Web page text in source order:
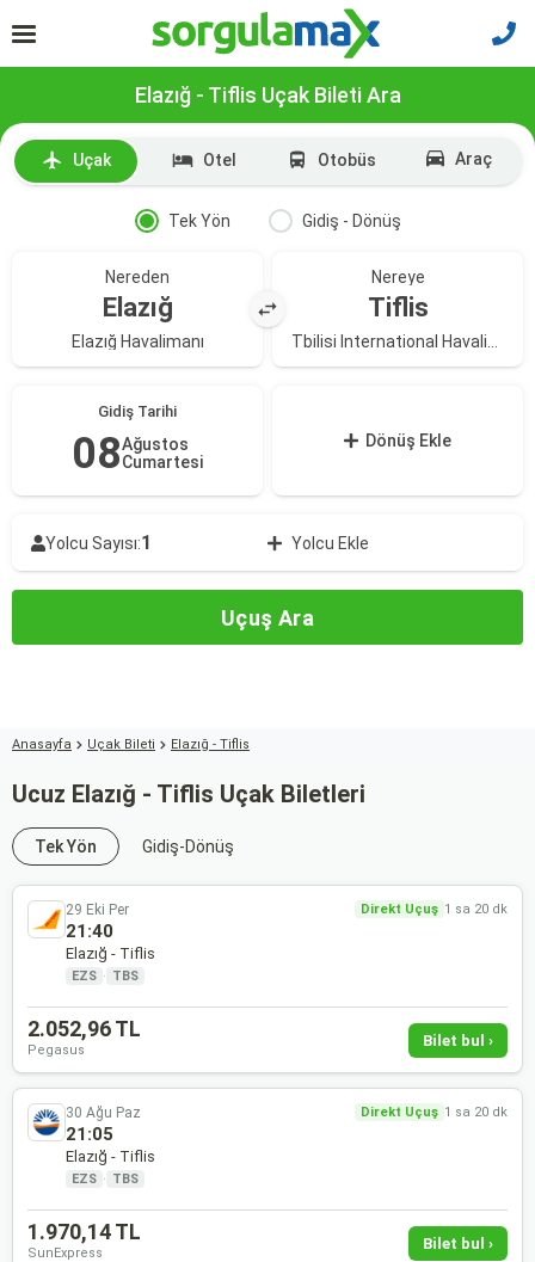
Elazığ - Tiflis Uçak Bileti Ara
Uçak Otel Otobüs Araç
Tek Yön Gidiş - Dönüş
Nereden
Elazığ
Elazığ Havalimanı
Nereye
Tiflis
Gidiş Tarihi
08Ağustos
Cumartesi
Dönüş Ekle
Yolcu Sayısı:1 Yolcu Ekle
Uçuş Ara
Anasayfa Uçak Bileti Elazığ - Tiflis
Ucuz Elazığ - Tiflis Uçak Biletleri
Tek Yön Gidiş-Dönüş
29 Eki Per Direkt Uçuş 1 sa 20 dk
21:40
Elazığ - Tiflis
EZS · TBS
2.052,96 TL
Pegasus
Bilet bul ›
30 Ağu Paz Direkt Uçuş 1 sa 20 dk
21:05
Elazığ - Tiflis
EZS · TBS
1.970,14 TL
SunExpress
Bilet bul ›